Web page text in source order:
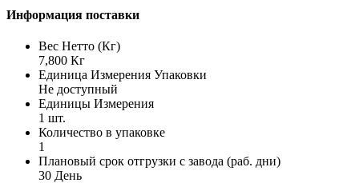
Информация поставки
Вес Нетто (Кг)
7,800 Кг
Единица Измерения Упаковки
Не доступный
Единицы Измерения
1 шт.
Количество в упаковке
1
Плановый срок отгрузки с завода (раб. дни)
30 День